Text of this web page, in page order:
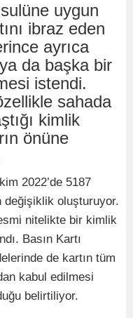
uygun
ibraz eden
ayrıca
da başka bir
istendi.
sahada
kimlik
önüne
2022’de 5187
değişiklik oluşturuyor.
nitelikte bir kimlik
Basın Kartı
de kartın tüm
kabul edilmesi
belirtiliyor.